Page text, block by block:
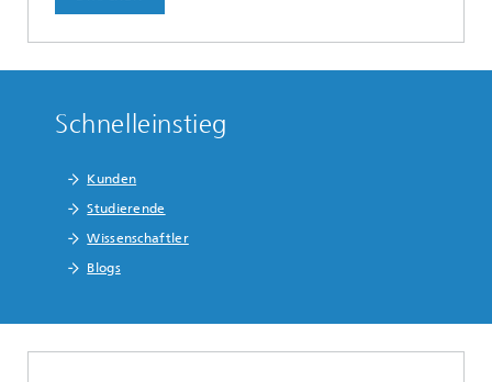
Schnelleinstieg
Kunden
Studierende
Wissenschaftler
Blogs